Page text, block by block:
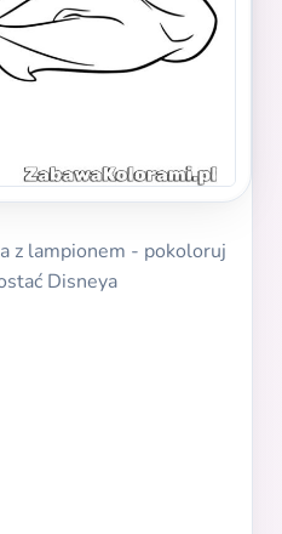
z lampionem - pokoloruj
Disneya